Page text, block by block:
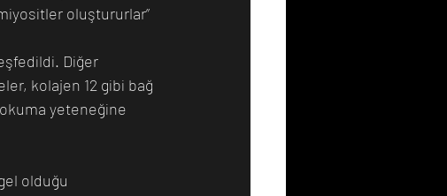
oluştururlar”
Diğer
kolajen 12 gibi bağ
yeteneğine
olduğu